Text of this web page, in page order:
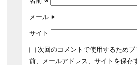
メール ※
サイト
次回のコメントで使用するためブ
前、メールアドレス、サイトを保存